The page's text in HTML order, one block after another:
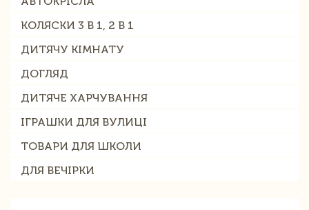
КОЛЯСКИ 3 В 1, 2 В 1
ДИТЯЧУ КІМНАТУ
ДОГЛЯД
ДИТЯЧЕ ХАРЧУВАННЯ
ІГРАШКИ ДЛЯ ВУЛИЦІ
ТОВАРИ ДЛЯ ШКОЛИ
ДЛЯ ВЕЧІРКИ